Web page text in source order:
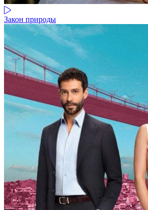
Закон природы